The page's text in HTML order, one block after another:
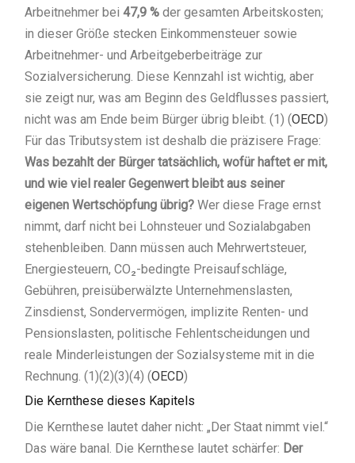
Arbeitnehmer bei 47,9 % der gesamten Arbeitskosten;
in dieser Größe stecken Einkommensteuer sowie
Arbeitnehmer- und Arbeitgeberbeiträge zur
Sozialversicherung. Diese Kennzahl ist wichtig, aber
sie zeigt nur, was am Beginn des Geldflusses passiert,
nicht was am Ende beim Bürger übrig bleibt. (1) (OECD)
Für das Tributsystem ist deshalb die präzisere Frage:
Was bezahlt der Bürger tatsächlich, wofür haftet er mit,
und wie viel realer Gegenwert bleibt aus seiner
eigenen Wertschöpfung übrig? Wer diese Frage ernst
nimmt, darf nicht bei Lohnsteuer und Sozialabgaben
stehenbleiben. Dann müssen auch Mehrwertsteuer,
Energiesteuern, CO₂-bedingte Preisaufschläge,
Gebühren, preisüberwälzte Unternehmenslasten,
Zinsdienst, Sondervermögen, implizite Renten- und
Pensionslasten, politische Fehlentscheidungen und
reale Minderleistungen der Sozialsysteme mit in die
Rechnung. (1)(2)(3)(4) (OECD)
Die Kernthese dieses Kapitels
Die Kernthese lautet daher nicht: „Der Staat nimmt viel.“
Das wäre banal. Die Kernthese lautet schärfer: Der